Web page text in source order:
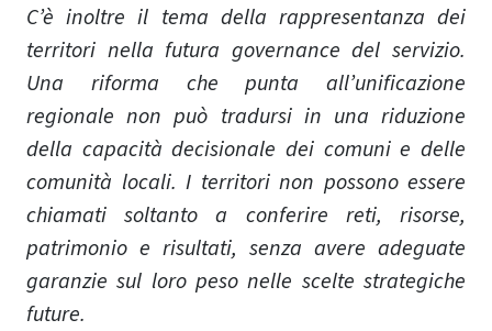
C’è inoltre il tema della rappresentanza dei
territori nella futura governance del servizio.
Una riforma che punta all’unificazione
regionale non può tradursi in una riduzione
della capacità decisionale dei comuni e delle
comunità locali. I territori non possono essere
chiamati soltanto a conferire reti, risorse,
patrimonio e risultati, senza avere adeguate
garanzie sul loro peso nelle scelte strategiche
future.